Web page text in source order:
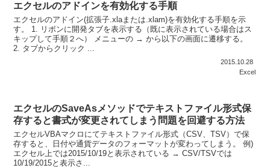
エクセルのアドインを有効化する手順
エクセルのアドイン(拡張子.xlaまたは.xlam)を有効化する手順を示
す。 1. リボンに開発タブを表示する（既に表示されている場合はス
キップして手順２へ） メニューの → から以下の画面に遷移する。
2. タブからクリック ...
2015.10.28
Excel
エクセルのSaveAsメソッドでテキストファイル形式保
存すると書式が変更されてしまう問題を回避する方法
エクセルVBAマクロにてテキストファイル形式（CSV、TSV）で保
存すると、日付や通貨データのフォーマットが変わってしまう。 例)
エクセル上では2015/10/19と表示されている → CSV/TSVでは
10/19/2015と表示さ...